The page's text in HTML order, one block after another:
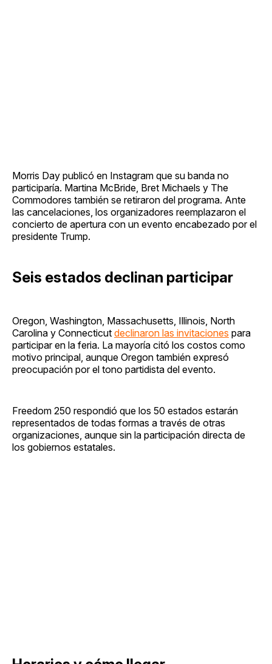
Morris Day publicó en Instagram que su banda no
participaría. Martina McBride, Bret Michaels y The
Commodores también se retiraron del programa. Ante
las cancelaciones, los organizadores reemplazaron el
concierto de apertura con un evento encabezado por el
presidente Trump.
Seis estados declinan participar
Oregon, Washington, Massachusetts, Illinois, North
Carolina y Connecticut declinaron las invitaciones para
participar en la feria. La mayoría citó los costos como
motivo principal, aunque Oregon también expresó
preocupación por el tono partidista del evento.
Freedom 250 respondió que los 50 estados estarán
representados de todas formas a través de otras
organizaciones, aunque sin la participación directa de
los gobiernos estatales.